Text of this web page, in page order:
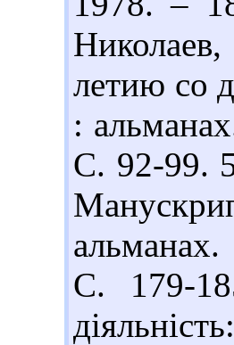
летию со
:
С. 92-99.
С. 179-